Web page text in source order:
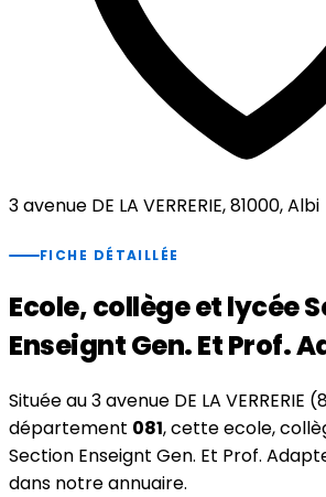
3 avenue DE LA VERRERIE, 81000, Albi
FICHE DÉTAILLÉE
Ecole, collège et lycée
Enseignt Gen. Et Prof.
Située au 3 avenue DE LA VERRERIE
département 081, cette ecole,
Section Enseignt Gen. Et Prof.
dans notre annuaire.